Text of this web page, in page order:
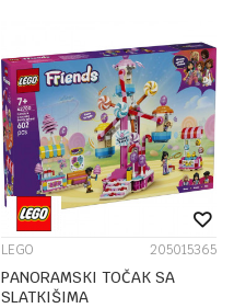
LEGO 205015365
PANORAMSKI TOČAK SA
SLATKIŠIMA